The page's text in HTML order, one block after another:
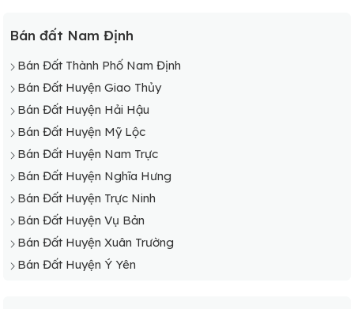
Bán Đất Xã Yên Ninh
Bán Đất Xã Yên Phú
Bán Đất Xã Yên Phúc
Bán Đất Xã Yên Phương
Bán Đất Xã Yên Quang
Bán Đất Xã Yên Tân
Bán Đất Xã Yên Thắng
Bán Đất Xã Yên Thành
Bán Đất Xã Yên Thọ
Bán Đất Xã Yên Tiến
Bán Đất Xã Yên Trị
Bán đất Nam Định
Bán Đất Thành Phố Nam Định
Bán Đất Huyện Giao Thủy
Bán Đất Huyện Hải Hậu
Bán Đất Huyện Mỹ Lộc
Bán Đất Huyện Nam Trực
Bán Đất Huyện Nghĩa Hưng
Bán Đất Huyện Trực Ninh
Bán Đất Huyện Vụ Bản
Bán Đất Huyện Xuân Trường
Bán Đất Huyện Ý Yên